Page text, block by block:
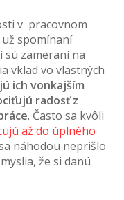
v pracovnom
spomínaní
zameraní na
vklad vo vlastných
ich vonkajším
radosť z
. Často sa kvôli
až do úplného
náhodou neprišlo
že si danú